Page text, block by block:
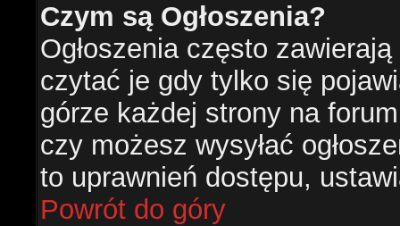
Czym są Ogłoszenia?
Ogłoszenia często
czytać je gdy tylko się
górze każdej strony na
czy możesz wysyłać
to uprawnień dostępu,
Powrót do góry